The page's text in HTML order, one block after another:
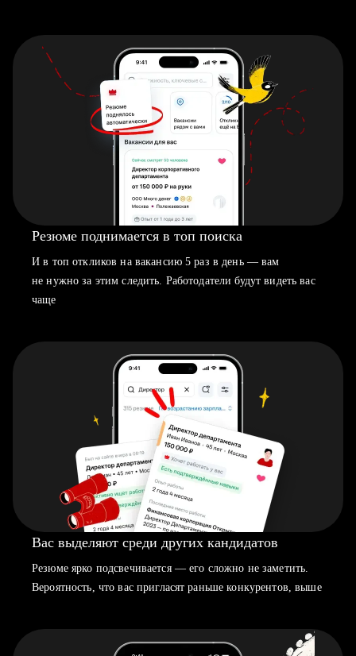
Резюме поднимается в топ поиска
И в топ откликов на вакансию 5 раз в день — вам
не нужно за этим следить. Работодатели будут видеть вас
чаще
Вас выделяют среди других кандидатов
Резюме ярко подсвечивается — его сложно не заметить.
Вероятность, что вас пригласят раньше конкурентов, выше